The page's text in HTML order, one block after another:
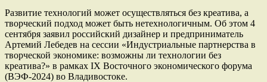
Развитие технологий может осуществляться без креатива, а
творческий подход может быть нетехнологичным. Об этом 4
сентября заявил российский дизайнер и предприниматель
Артемий Лебедев на сессии «Индустриальные партнерства в
творческой экономике: возможны ли технологии без
креатива?» в рамках IX Восточного экономического форума
(ВЭФ-2024) во Владивостоке.